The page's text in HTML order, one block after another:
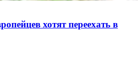
хотят переехать в